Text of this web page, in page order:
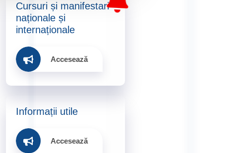
Cursuri și manifestari
naționale și
internaționale​
Accesează
Informații utile​
Accesează